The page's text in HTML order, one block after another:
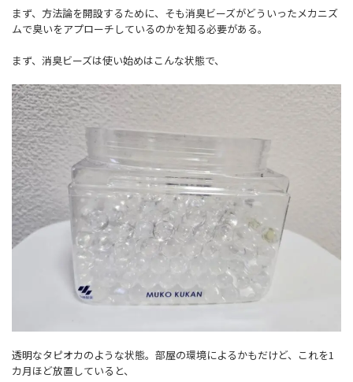
まず、方法論を開設するために、そも消臭ビーズがどういったメカニズ
ムで臭いをアプローチしているのかを知る必要がある。
まず、消臭ビーズは使い始めはこんな状態で、
透明なタピオカのような状態。部屋の環境によるかもだけど、これを1
カ月ほど放置していると、